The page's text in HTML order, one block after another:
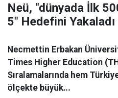
Neü, "dünyada İlk
5" Hedefini Yakaladı
Necmettin Erbakan
Times Higher Education
Sıralamalarında hem
ölçekte büyük...